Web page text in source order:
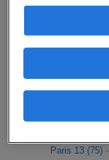
top
emploi CDI
Nos
Paris 13 (75)-